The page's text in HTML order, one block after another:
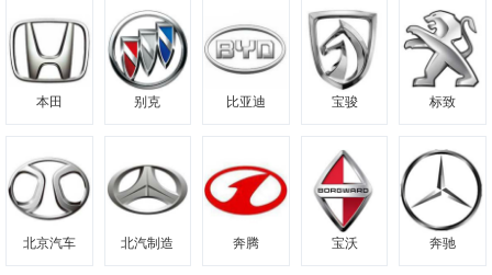
本田 别克 比亚迪 宝骏 标致
北京汽车 北汽制造 奔腾 宝沃 奔驰